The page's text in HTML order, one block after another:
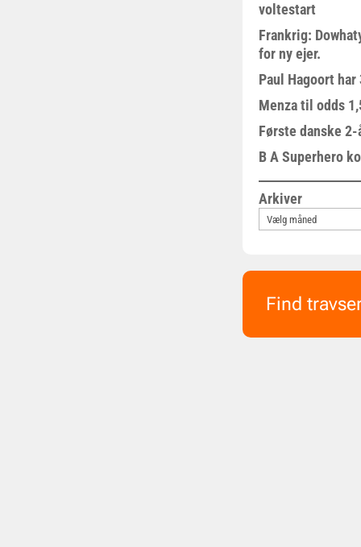
voltestart
Frankrig:
for ny ejer.
Paul Hagoort
Menza til odds
Første danske
B A Superhero
Arkiver
Find